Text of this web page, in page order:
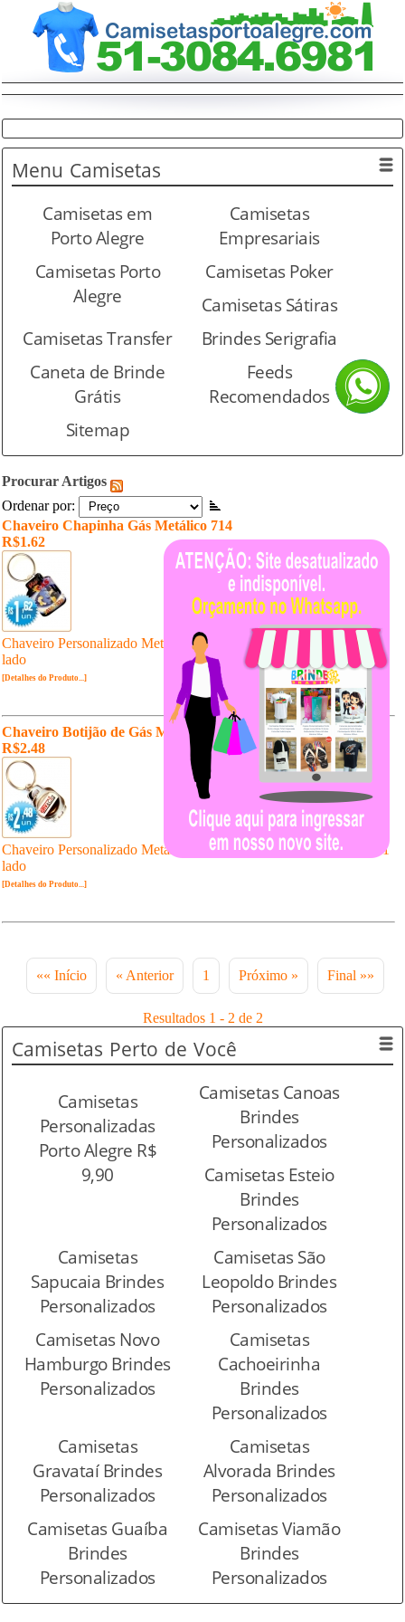
Menu Camisetas
Camisetas em
Porto Alegre
Camisetas
Empresariais
Camisetas Porto
Alegre
Camisetas Poker
Camisetas Sátiras
Camisetas Transfer
Brindes Serigrafia
Caneta de Brinde
Grátis
Feeds
Recomendados
Sitemap
Procurar Artigos
Ordenar por:
Chaveiro Chapinha Gás Metálico 714
R$1.62
Chaveiro Personalizado Metálico Chapinha Gás Cromado Resina 1
lado
[Detalhes do Produto...]
Chaveiro Botijão de Gás Metálico 542
R$2.48
Chaveiro Personalizado Metálico Botijão de Gás Cromado Resina 1
lado
[Detalhes do Produto...]
«« Início « Anterior 1 Próximo » Final »»
Resultados 1 - 2 de 2
Camisetas Perto de Você
Camisetas
Personalizadas
Porto Alegre R$
9,90
Camisetas Canoas
Brindes
Personalizados
Camisetas Esteio
Brindes
Personalizados
Camisetas
Sapucaia Brindes
Personalizados
Camisetas São
Leopoldo Brindes
Personalizados
Camisetas Novo
Hamburgo Brindes
Personalizados
Camisetas
Cachoeirinha
Brindes
Personalizados
Camisetas
Gravataí Brindes
Personalizados
Camisetas
Alvorada Brindes
Personalizados
Camisetas Guaíba
Brindes
Personalizados
Camisetas Viamão
Brindes
Personalizados